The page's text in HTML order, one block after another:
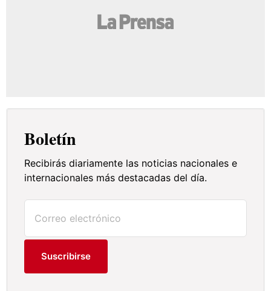
Boletín
Recibirás diariamente las noticias nacionales e
internacionales más destacadas del día.
Suscribirse